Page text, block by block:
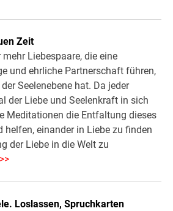
Zeit
Liebespaare, die eine
und ehrliche Partnerschaft führen,
Seelenebene hat. Da jeder
der Liebe und Seelenkraft in sich
Meditationen die Entfaltung dieses
helfen, einander in Liebe zu finden
der Liebe in die Welt zu
Loslassen, Spruchkarten